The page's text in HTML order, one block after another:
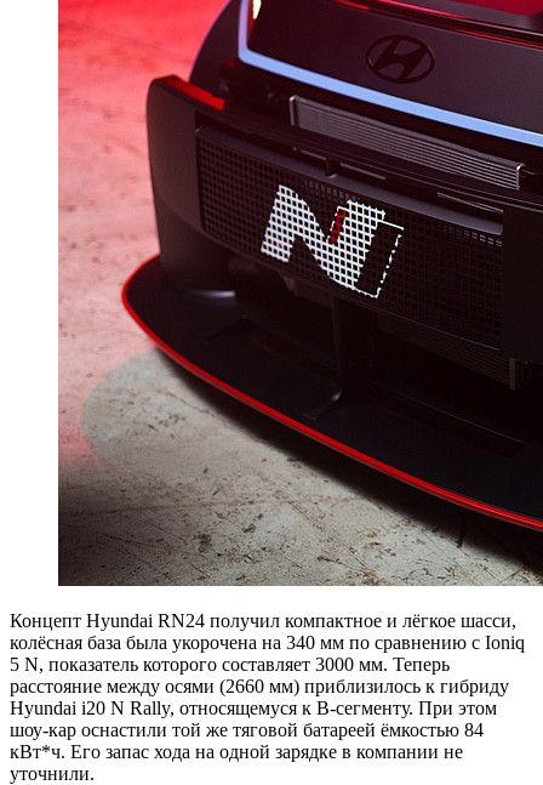
Концепт Hyundai RN24 получил компактное и лёгкое шасси,
колёсная база была укорочена на 340 мм по сравнению с Ioniq
5 N, показатель которого составляет 3000 мм. Теперь
расстояние между осями (2660 мм) приблизилось к гибриду
Hyundai i20 N Rally, относящемуся к B-сегменту. При этом
шоу-кар оснастили той же тяговой батареей ёмкостью 84
кВт*ч. Его запас хода на одной зарядке в компании не
уточнили.